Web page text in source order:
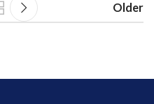
Older